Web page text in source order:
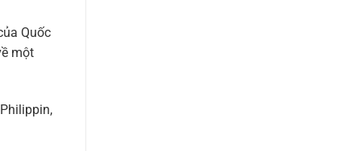
Quốc
một